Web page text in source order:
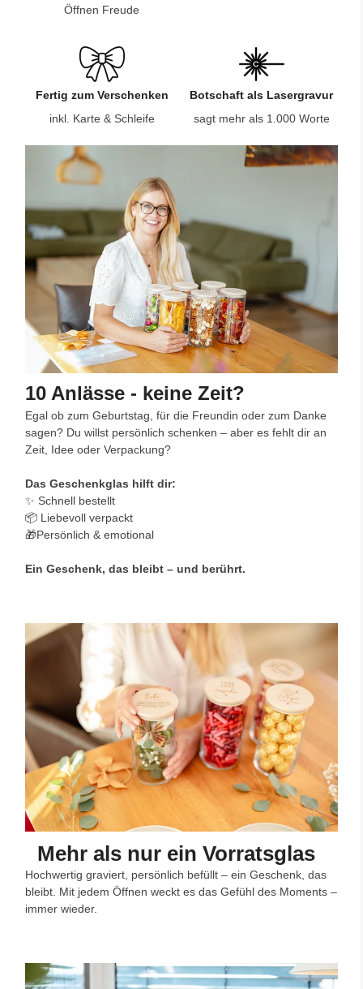
Öffnen Freude
Fertig zum Verschenken
inkl. Karte & Schleife
Botschaft als Lasergravur
sagt mehr als 1.000 Worte
10 Anlässe - keine Zeit?
Egal ob zum Geburtstag, für die Freundin oder zum Danke
sagen? Du willst persönlich schenken – aber es fehlt dir an
Zeit, Idee oder Verpackung?
Das Geschenkglas hilft dir:
✨ Schnell bestellt
📦 Liebevoll verpackt
🎁Persönlich & emotional
Ein Geschenk, das bleibt – und berührt.
Mehr als nur ein Vorratsglas
Hochwertig graviert, persönlich befüllt – ein Geschenk, das
bleibt. Mit jedem Öffnen weckt es das Gefühl des Moments –
immer wieder.